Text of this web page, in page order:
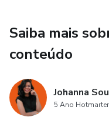
Saiba mais
conteúdo
Johanna
5 Ano Hotmarter